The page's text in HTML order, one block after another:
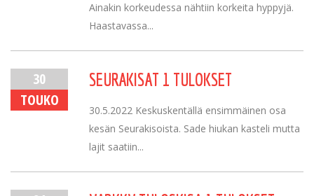
Ainakin korkeudessa nähtiin korkeita hyppyjä.
Haastavassa...
30
TOUKO
SEURAKISAT 1 TULOKSET
30.5.2022 Keskuskentällä ensimmäinen osa
kesän Seurakisoista. Sade hiukan kasteli mutta
lajit saatiin...